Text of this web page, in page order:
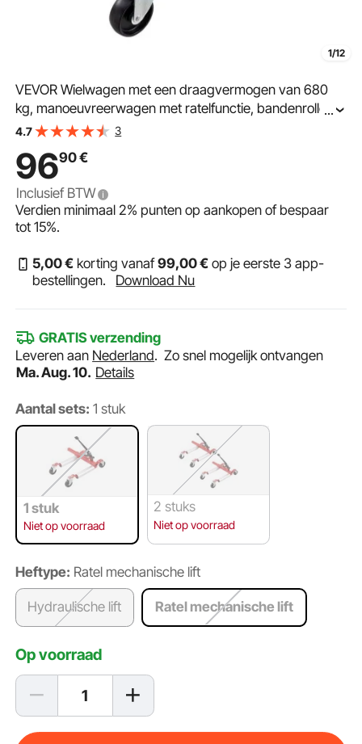
1/12
VEVOR Wielwagen met een draagvermogen van 680
kg, manoeuvreerwagen met ratelfunctie, bandenroller
voor auto's en SUV's, ideaal voor het manoeuvreren en
...
4.7 3
9690€
Inclusief BTW
Verdien minimaal2% punten op aankopen of bespaar
tot15%.
5,00€ korting vanaf99,00€ op je eerste 3 app-
bestellingen.
Download Nu
GRATIS verzending
Leveren aan Nederland.Zo snel mogelijk ontvangen
Ma. Aug. 10. Details
Aantal sets: 1 stuk
1 stuk
Niet op voorraad
2 stuks
Niet op voorraad
Heftype: Ratel mechanische lift
Hydraulische lift Ratel mechanische lift
Op voorraad